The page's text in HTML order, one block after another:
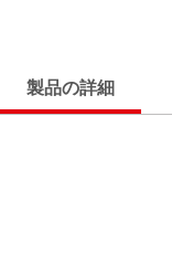
製品の詳細